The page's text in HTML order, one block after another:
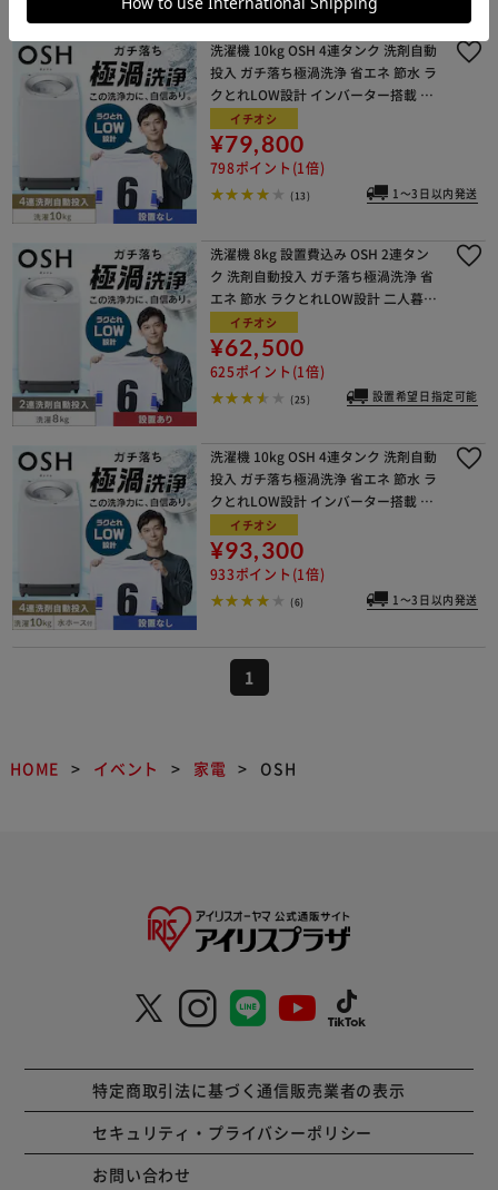
洗濯機 10kg OSH 4連タンク 洗剤自動
投入 ガチ落ち極渦洗浄 省エネ 節水 ラ
クとれLOW設計 インバーター搭載 二
人暮らし ファミリー向け TCW-100A0
2-W
イチオシ
¥79,800
798ポイント(1倍)
(13) 1～3日以内発送
洗濯機 8kg 設置費込み OSH 2連タン
ク 洗剤自動投入 ガチ落ち極渦洗浄 省
エネ 節水 ラクとれLOW設計 二人暮ら
し ファミリー向け ITW-80A01-W
イチオシ
¥62,500
625ポイント(1倍)
(25) 設置希望日指定可能
洗濯機 10kg OSH 4連タンク 洗剤自動
投入 ガチ落ち極渦洗浄 省エネ 節水 ラ
クとれLOW設計 インバーター搭載 残
り湯で洗濯 二人暮らし ファミリー向
け TCW-100A01-W
イチオシ
¥93,300
933ポイント(1倍)
(6) 1～3日以内発送
1
HOME イベント 家電 OSH
特定商取引法に基づく通信販売業者の表示
セキュリティ・プライバシーポリシー
お問い合わせ